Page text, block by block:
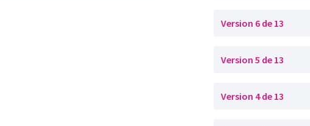
Version 6 de 13
Version 5 de 13
Version 4 de 13